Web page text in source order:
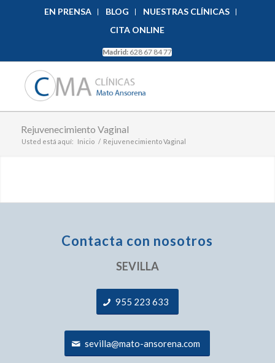
EN PRENSA BLOG
NUESTRAS CLÍNICAS
CITA ONLINE
Madrid: 628 67 84 77
Rejuvenecimiento Vaginal
Usted está aquí: Inicio / Rejuvenecimiento Vaginal
Contacta con nosotros
SEVILLA
955 223 633
sevilla@mato-ansorena.com